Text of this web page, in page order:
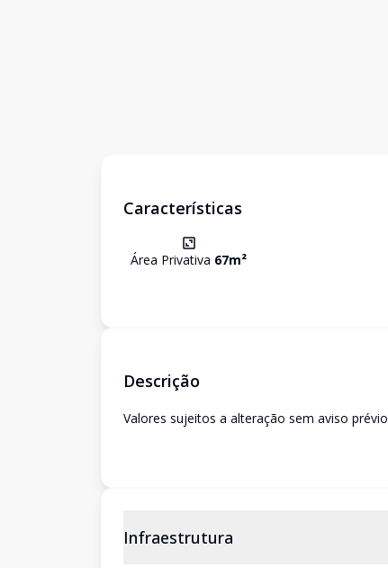
Características
Área Privativa 67m²
Descrição
Valores sujeitos a alteração sem aviso prévio
Infraestrutura